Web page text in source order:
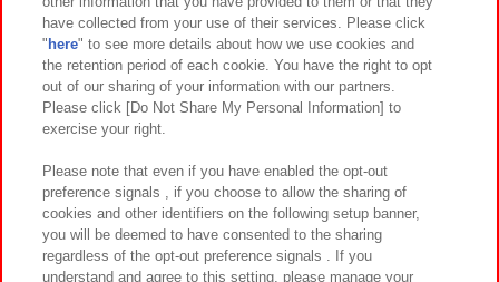
関連会社 サステナビリティ サイトポリシー
プライバシーポリシー ウェブアクセシビリティ方針と検証結果
お取引先さまとともに
カスタマーハラスメント対応方針 よくあるご質問・お問い合わせ
have collected from your use of their services. Please click
" here" to see more details about how we use cookies and
the retention period of each cookie. You have the right to opt
out of our sharing of your information with our partners.
Please click [Do Not Share My Personal Information] to
exercise your right.
Please note that even if you have enabled the opt-out
preference signals , if you choose to allow the sharing of
cookies and other identifiers on the following setup banner,
you will be deemed to have consented to the sharing
regardless of the opt-out preference signals . If you
understand and agree to this setting, please manage your